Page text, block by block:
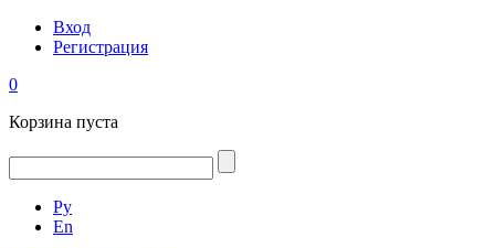
Вход
Регистрация
0
Корзина пуста
Ру
En